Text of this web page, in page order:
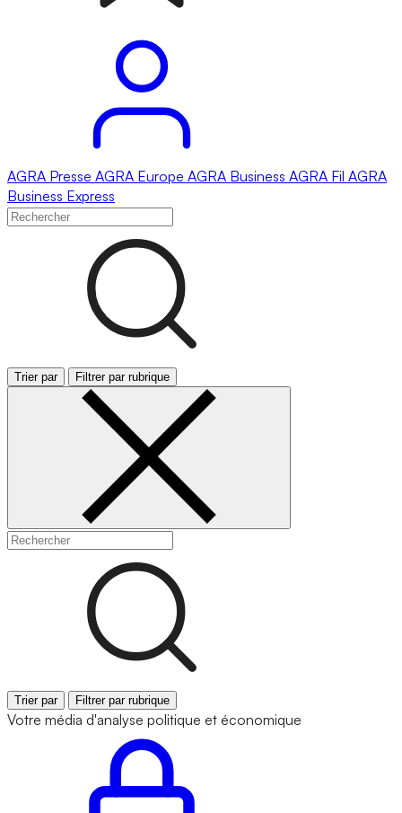
AGRA Presse AGRA Europe AGRA Business AGRA Fil AGRA
Business Express
Trier par Filtrer par rubrique
Trier par Filtrer par rubrique
Votre média d'analyse politique et économique